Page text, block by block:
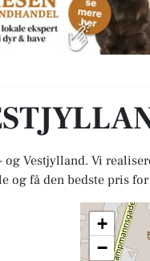
Vestjylland. Vi
og få den bedste pris
+
−